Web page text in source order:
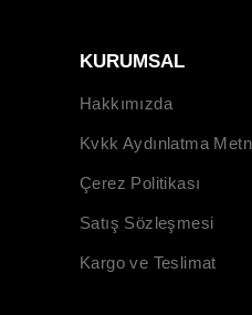
KURUMSAL
Hakkımızda
Kvkk Aydınlatma
Çerez Politikası
Satış Sözleşmesi
Kargo ve Teslimat